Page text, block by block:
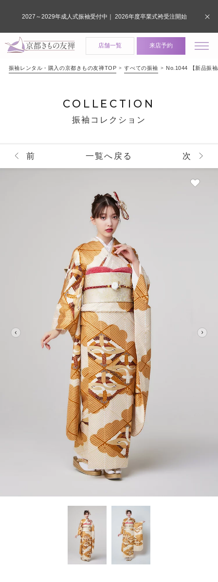
店舗一覧 来店予約
振袖レンタル・購入の京都きもの友禅TOP すべての振袖 No.1044 【新品振
COLLECTION
振袖コレクション
前 一覧へ戻る 次
2027～2029年成人式振袖受付中｜ 2026年度卒業式袴受注開始